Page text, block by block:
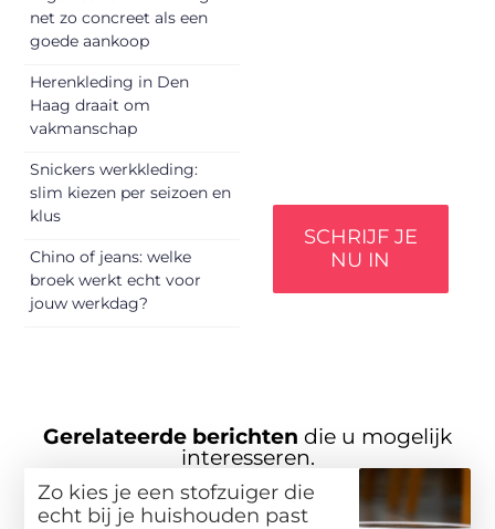
net zo concreet als een
goede aankoop
Herenkleding in Den
Haag draait om
vakmanschap
Snickers werkkleding:
slim kiezen per seizoen en
klus
Chino of jeans: welke
broek werkt echt voor
jouw werkdag?
SCHRIJF JE
NU IN
Gerelateerde berichten die u mogelijk
interesseren.
Zo kies je een stofzuiger die
echt bij je huishouden past